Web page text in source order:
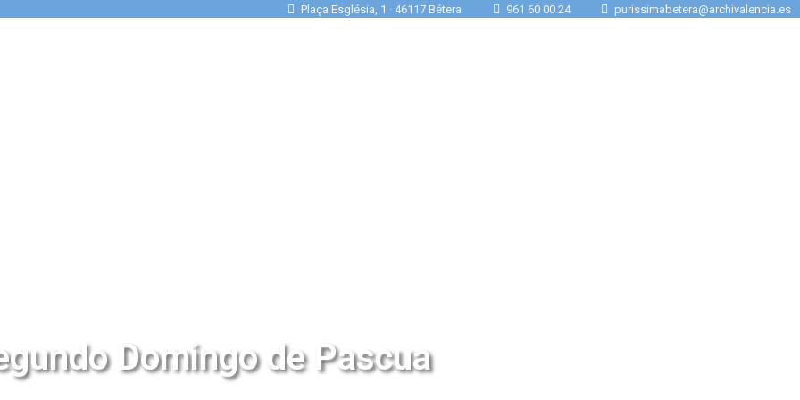
Plaça Església, 1 · 46117 Bétera 961 60 00 24 purissimabetera@archivalencia.es
Domingo de Pascua